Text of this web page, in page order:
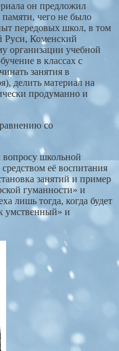
он предложил
памяти, чего не было
передовых школ, в том
Руси, Коменский
организации учебной
в классах с
занятия в
делить материал на
продуманно и
со
школьной
её воспитания
занятий и пример
гуманности» и
лишь тогда, когда будет
умственный» и